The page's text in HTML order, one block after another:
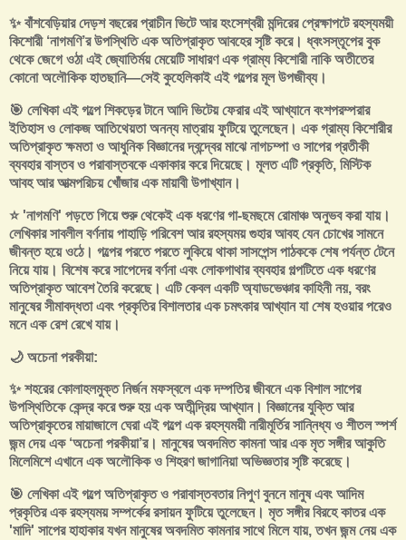
✨ বাঁশবেড়িয়ার দেড়শ বছরের প্রাচীন ভিটে আর হংসেশ্বরী মন্দিরের প্রেক্ষাপটে রহস্যময়ী
কিশোরী ‘নাগমণি’র উপস্থিতি এক অতিপ্রাকৃত আবহের সৃষ্টি করে। ধ্বংসস্তূপের বুক
থেকে জেগে ওঠা এই জ্যোতির্ময় মেয়েটি সাধারণ এক গ্রাম্য কিশোরী নাকি অতীতের
কোনো অলৌকিক হাতছানি—সেই কুহেলিকাই এই গল্পের মূল উপজীব্য।
🎯 লেখিকা এই গল্পে শিকড়ের টানে আদি ভিটেয় ফেরার এই আখ্যানে বংশপরম্পরার
ইতিহাস ও লোকজ আতিথেয়তা অনন্য মাত্রায় ফুটিয়ে তুলেছেন। এক গ্রাম্য কিশোরীর
অতিপ্রাকৃত ক্ষমতা ও আধুনিক বিজ্ঞানের দ্বন্দ্বের মাঝে নাগচম্পা ও সাপের প্রতীকী
ব্যবহার বাস্তব ও পরাবাস্তবকে একাকার করে দিয়েছে। মূলত এটি প্রকৃতি, মিস্টিক
আবহ আর আত্মপরিচয় খোঁজার এক মায়াবী উপাখ্যান।
⭐ 'নাগমণি' পড়তে গিয়ে শুরু থেকেই এক ধরণের গা-ছমছমে রোমাঞ্চ অনুভব করা যায়।
লেখিকার সাবলীল বর্ণনায় পাহাড়ি পরিবেশ আর রহস্যময় গুহার আবহ যেন চোখের সামনে
জীবন্ত হয়ে ওঠে। গল্পের পরতে পরতে লুকিয়ে থাকা সাসপেন্স পাঠককে শেষ পর্যন্ত টেনে
নিয়ে যায়। বিশেষ করে সাপেদের বর্ণনা এবং লোকগাথার ব্যবহার গল্পটিতে এক ধরণের
অতিপ্রাকৃত আবেশ তৈরি করেছে। এটি কেবল একটি অ্যাডভেঞ্চার কাহিনী নয়, বরং
মানুষের সীমাবদ্ধতা এবং প্রকৃতির বিশালতার এক চমৎকার আখ্যান যা শেষ হওয়ার পরেও
মনে এক রেশ রেখে যায়।
🌙 অচেনা পরকীয়া:
✨ শহরের কোলাহলমুক্ত নির্জন মফস্বলে এক দম্পতির জীবনে এক বিশাল সাপের
উপস্থিতিকে কেন্দ্র করে শুরু হয় এক অতীন্দ্রিয় আখ্যান। বিজ্ঞানের যুক্তি আর
অতিপ্রাকৃতের মায়াজালে ঘেরা এই গল্পে এক রহস্যময়ী নারীমূর্তির সান্নিধ্য ও শীতল স্পর্শ
জন্ম দেয় এক ‘অচেনা পরকীয়া’র। মানুষের অবদমিত কামনা আর এক মৃত সঙ্গীর আকুতি
মিলেমিশে এখানে এক অলৌকিক ও শিহরণ জাগানিয়া অভিজ্ঞতার সৃষ্টি করেছে।
🎯 লেখিকা এই গল্পে অতিপ্রাকৃত ও পরাবাস্তবতার নিপুণ বুননে মানুষ এবং আদিম
প্রকৃতির এক রহস্যময় সম্পর্কের রসায়ন ফুটিয়ে তুলেছেন। মৃত সঙ্গীর বিরহে কাতর এক
'মাদি' সাপের হাহাকার যখন মানুষের অবদমিত কামনার সাথে মিলে যায়, তখন জন্ম নেয় এক